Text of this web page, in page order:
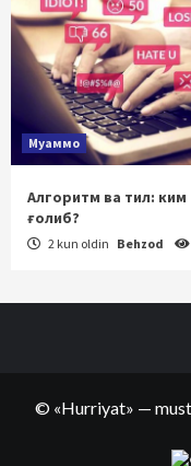
Муаммо
Алгоритм ва тил: ким
ғолиб?
2 kun oldin Behzod
© «Hurriyat» —